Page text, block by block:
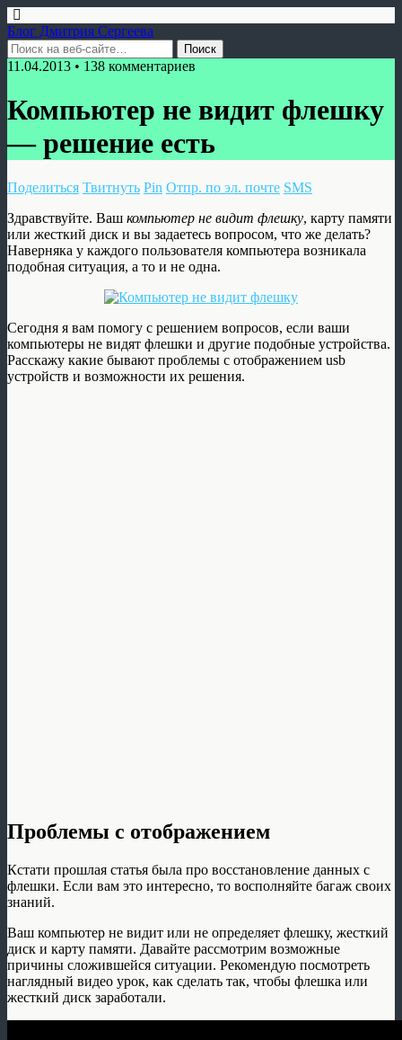
Блог Дмитрия Сергеева
11.04.2013 • 138 комментариев
Компьютер не видит флешку
— решение есть
Поделиться Твитнуть Pin Отпр. по эл. почте SMS
Здравствуйте. Ваш компьютер не видит флешку, карту памяти
или жесткий диск и вы задаетесь вопросом, что же делать?
Наверняка у каждого пользователя компьютера возникала
подобная ситуация, а то и не одна.
Сегодня я вам помогу с решением вопросов, если ваши
компьютеры не видят флешки и другие подобные устройства.
Расскажу какие бывают проблемы с отображением usb
устройств и возможности их решения.
Проблемы с отображением
Кстати прошлая статья была про восстановление данных с
флешки. Если вам это интересно, то восполняйте багаж своих
знаний.
Ваш компьютер не видит или не определяет флешку, жесткий
диск и карту памяти. Давайте рассмотрим возможные
причины сложившейся ситуации. Рекомендую посмотреть
наглядный видео урок, как сделать так, чтобы флешка или
жесткий диск заработали.